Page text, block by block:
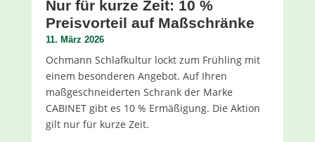
Nur für kurze Zeit: 10 %
Preisvorteil auf Maßschränke
11. März 2026
Ochmann Schlafkultur lockt zum Frühling mit
einem besonderen Angebot. Auf Ihren
maßgeschneiderten Schrank der Marke
CABINET gibt es 10 % Ermäßigung. Die Aktion
gilt nur für kurze Zeit.